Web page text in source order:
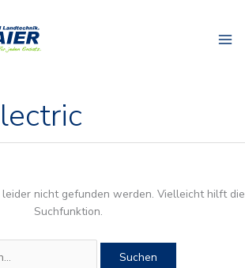
leider nicht gefunden werden. Vielleicht hilft die
Suchfunktion.